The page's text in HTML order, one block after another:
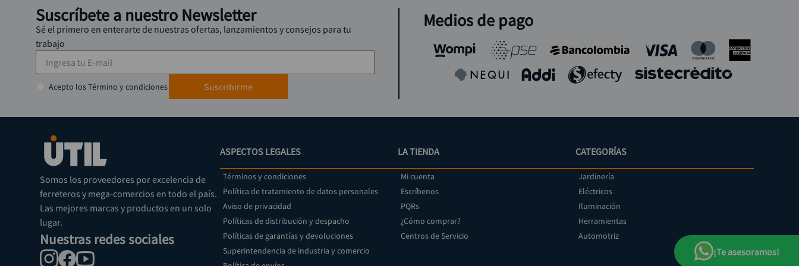
Suscríbete a nuestro Newsletter
Sé el primero en enterarte de nuestras ofertas, lanzamientos y consejos para tu
trabajo
Acepto los Término y condiciones Suscribirme
Medios de pago
Somos los proveedores por excelencia de
ferreteros y mega-comercios en todo el país.
Las mejores marcas y productos en un solo
lugar.
Nuestras redes sociales
ASPECTOS LEGALES
Términos y condiciones
Política de tratamiento de datos personales
Aviso de privacidad
Políticas de distribución y despacho
Políticas de garantías y devoluciones
Superintendencia de industria y comercio
LA TIENDA
Mi cuenta
Escríbenos
PQRs
¿Cómo comprar?
Centros de Servicio
CATEGORÍAS
Jardinería
Eléctricos
Iluminación
Herramientas
Automotriz
¡Te asesoramos!